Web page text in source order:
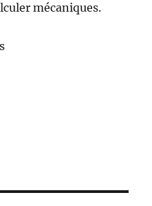
mécaniques.